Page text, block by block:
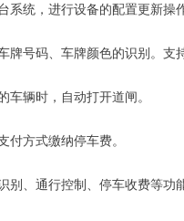
统，进行设备的配置更新操
号码、车牌颜色的识别。支
车辆时，自动打开道闸。
付方式缴纳停车费。
、通行控制、停车收费等功